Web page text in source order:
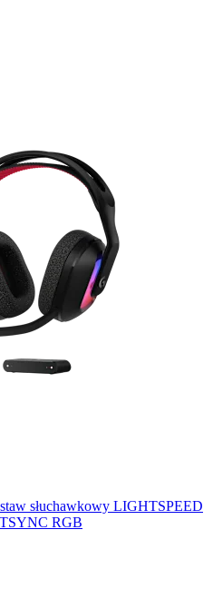
słuchawkowy LIGHTSPEED
RGB